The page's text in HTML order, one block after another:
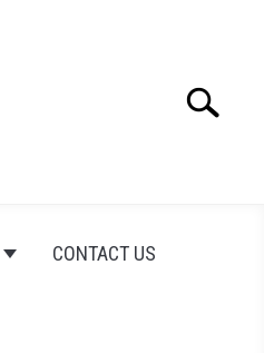
Search
CONTACT US